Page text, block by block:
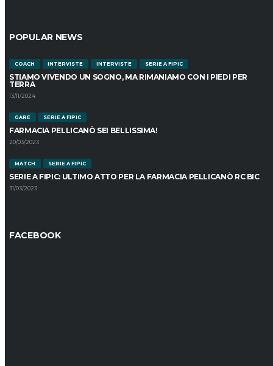
POPULAR NEWS
COACH INTERVISTE INTERVISTE SERIE A FIPIC
STIAMO VIVENDO UN SOGNO, MA RIMANIAMO CON I PIEDI PER
TERRA
13/11/2024
GARE SERIE A FIPIC
FARMACIA PELLICANÒ SEI BELLISSIMA!
20/03/2023
MATCH SERIE A FIPIC
SERIE A FIPIC: ULTIMO ATTO PER LA FARMACIA PELLICANÒ RC BIC
31/03/2023
FACEBOOK